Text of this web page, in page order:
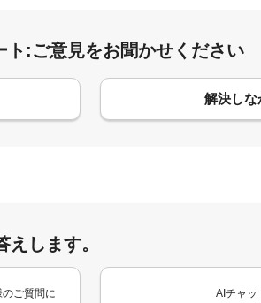
ト:ご意見をお聞かせください
解決しな
します。
ご質問に
AIチャッ